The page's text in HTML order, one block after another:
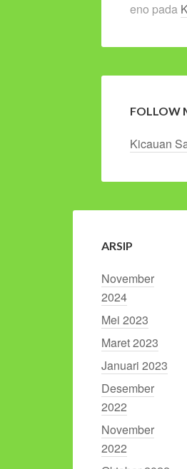
eno pada
FOLLOW
Kicauan
ARSIP
November
2024
Mei 2023
Maret 2023
Januari 2023
Desember
2022
November
2022